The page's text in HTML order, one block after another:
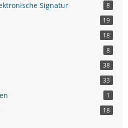
Signatur 8
19
18
8
38
33
1
18